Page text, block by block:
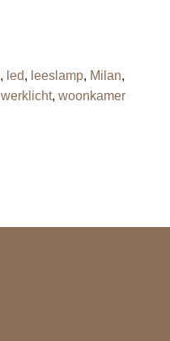
, led, leeslamp, Milan,
werklicht, woonkamer